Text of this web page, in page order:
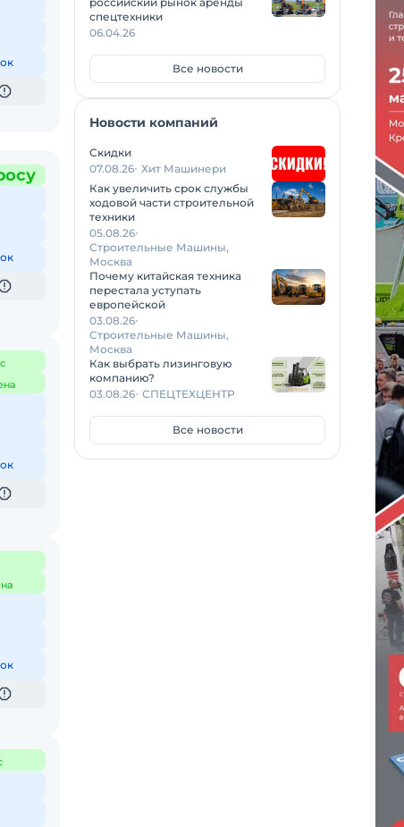
спецтехники
06.04.26
Все новости
Новости компаний
Скидки
07.08.26 Хит Машинери
Как увеличить срок службы
ходовой части строительной
техники
05.08.26
Строительные Машины,
Москва
Почему китайская техника
перестала уступать
европейской
03.08.26
Строительные Машины,
Москва
Как выбрать лизинговую
компанию?
03.08.26 СПЕЦТЕХЦЕНТР
Все новости